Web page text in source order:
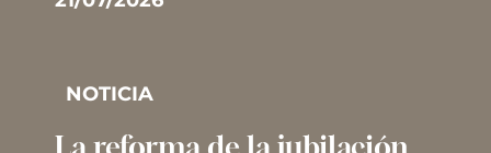
NOTICIA